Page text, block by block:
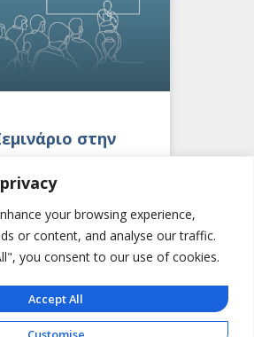
your browsing experience,
or content, and analyse our traffic.
you consent to our use of cookies.
Accept All
στην
εισαγωγικό
θεωρία
σε
κοινωνικούς
που επιθυμούν